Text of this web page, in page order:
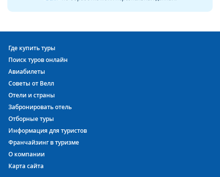
Где купить туры
Поиск туров онлайн
Авиабилеты
Советы от Велл
Отели и страны
Забронировать отель
Отборные туры
Информация для туристов
Франчайзинг в туризме
О компании
Карта сайта